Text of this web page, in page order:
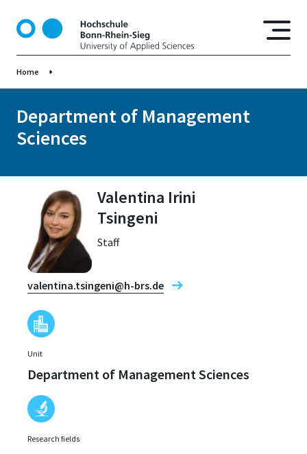
o
c
Home
Department of Management
Sciences
Valentina Irini
Tsingeni
Staff
valentina.tsingeni@h-brs.de
Unit
Department of Management Sciences
Research fields